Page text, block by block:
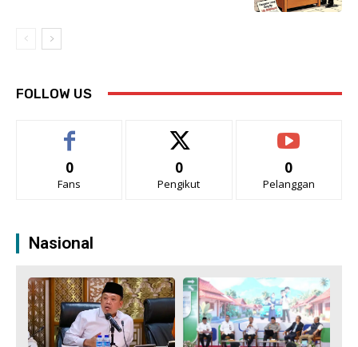
FOLLOW US
0
Fans
0
Pengikut
0
Pelanggan
Nasional